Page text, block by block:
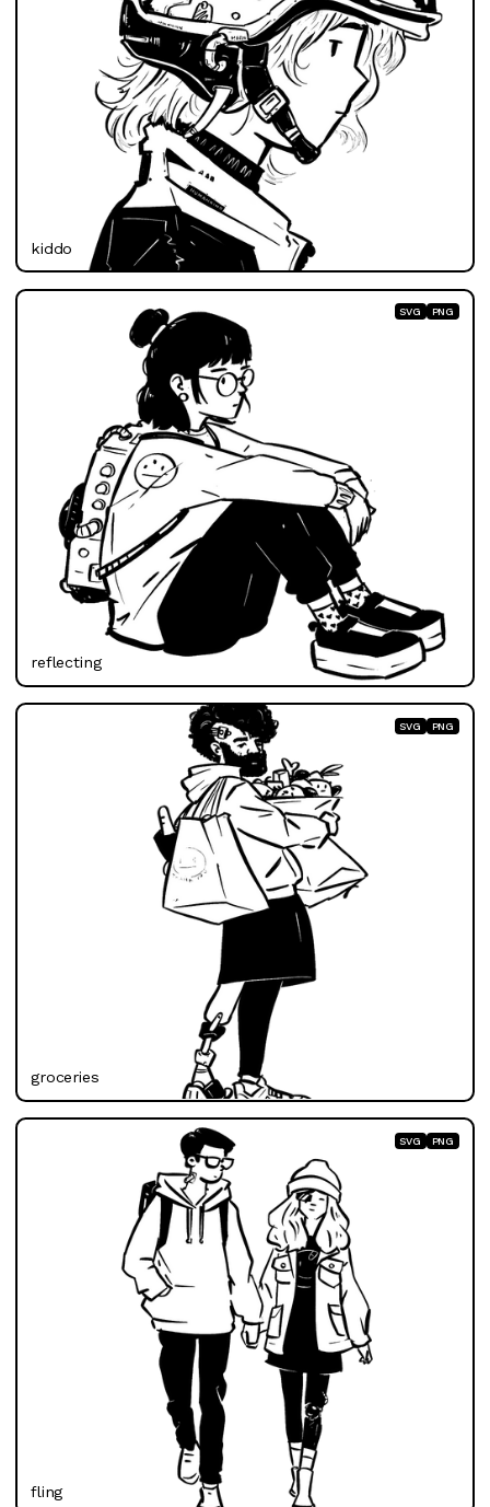
kiddo
SVG PNG
reflecting
SVG PNG
groceries
SVG PNG
fling